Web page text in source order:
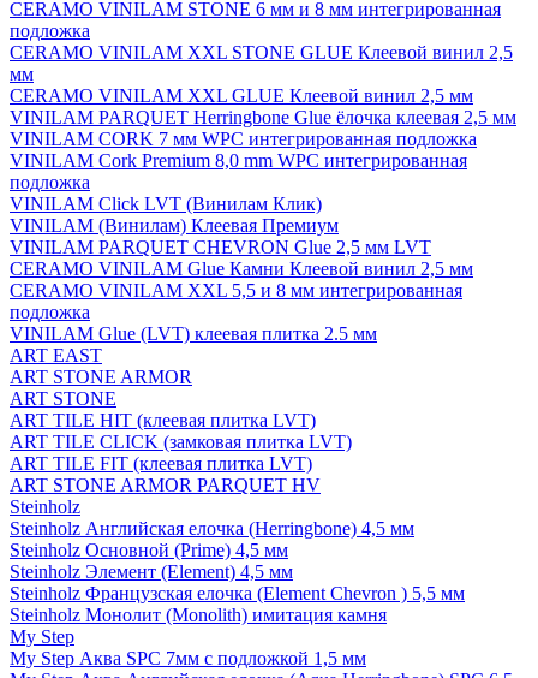
CERAMO VINILAM STONE 6 мм и 8 мм интегрированная
подложка
CERAMO VINILAM XXL STONE GLUE Клеевой винил 2,5
мм
CERAMO VINILAM XXL GLUE Клеевой винил 2,5 мм
VINILAM PARQUET Herringbone Glue ёлочка клеевая 2,5 мм
VINILAM CORK 7 мм WPC интегрированная подложка
VINILAM Cork Premium 8,0 mm WPC интегрированная
подложка
VINILAM Click LVT (Винилам Клик)
VINILAM (Винилам) Клеевая Премиум
VINILAM PARQUET CHEVRON Glue 2,5 мм LVT
CERAMO VINILAM Glue Камни Клеевой винил 2,5 мм
CERAMO VINILAM XXL 5,5 и 8 мм интегрированная
подложка
VINILAM Glue (LVT) клеевая плитка 2.5 мм
ART EAST
ART STONE ARMOR
ART STONE
ART TILE HIT (клеевая плитка LVT)
ART TILE CLICK (замковая плитка LVT)
ART TILE FIT (клеевая плитка LVT)
ART STONE ARMOR PARQUET HV
Steinholz
Steinholz Английская елочка (Herringbone) 4,5 мм
Steinholz Основной (Prime) 4,5 мм
Steinholz Элемент (Element) 4,5 мм
Steinholz Французская елочка (Element Chevron ) 5,5 мм
Steinholz Монолит (Monolith) имитация камня
My Step
My Step Аква SPC 7мм c подложкой 1,5 мм